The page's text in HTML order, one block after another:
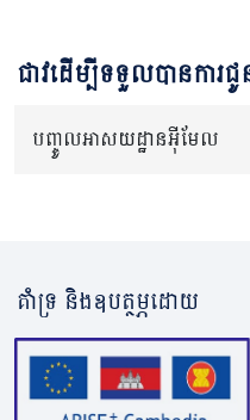
ជាវដើម្បីទទួលបានកា
បញ្ចូលអាសយដ្ឋានអ៊ីមែល
គាំទ្រ និងឧបត្ថម្ភដោយ